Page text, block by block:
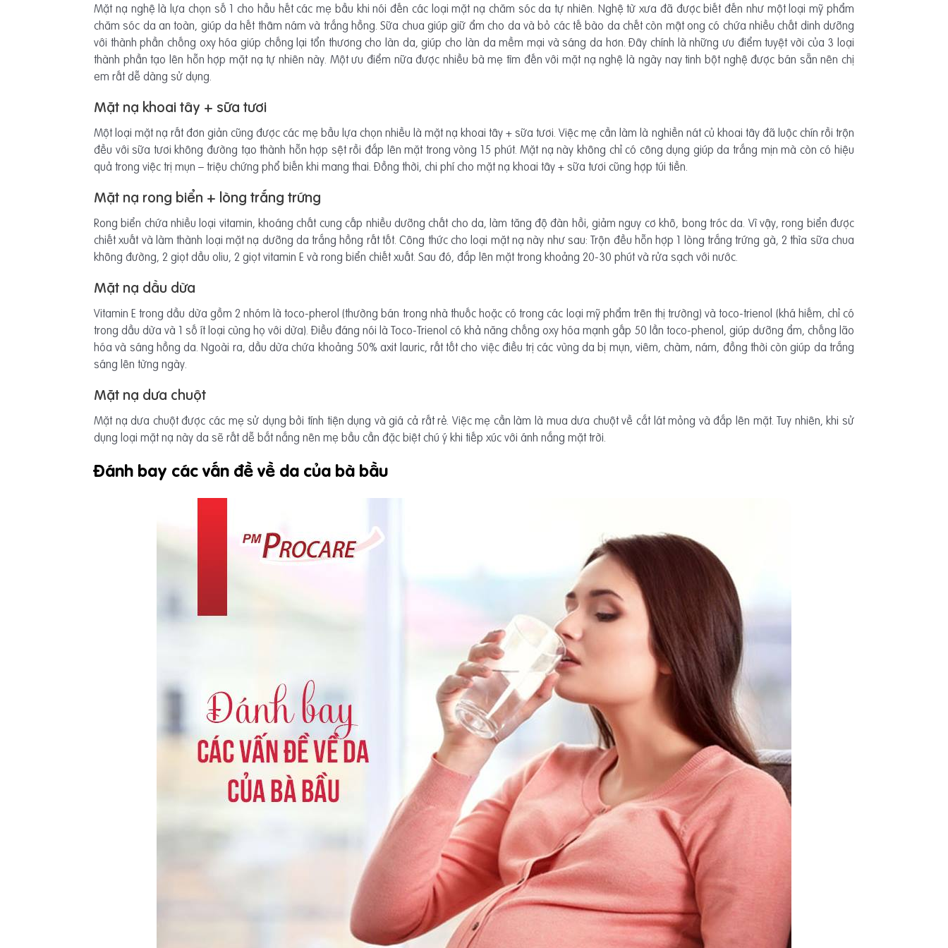
Mặt nạ nghệ là lựa chọn số 1 cho hầu hết các mẹ bầu khi nói đến các loại mặt nạ chăm sóc da tự nhiên. Nghệ từ xưa đã được biết đến như một loại mỹ phẩm
chăm sóc da an toàn, giúp da hết thâm nám và trắng hồng. Sữa chua giúp giữ ẩm cho da và bỏ các tế bào da chết còn mật ong có chứa nhiều chất dinh dưỡng
với thành phần chống oxy hóa giúp chống lại tổn thương cho làn da, giúp cho làn da mềm mại và sáng da hơn. Đây chính là những ưu điểm tuyệt vời của 3 loại
thành phần tạo lên hỗn hợp mặt nạ tự nhiên này. Một ưu điểm nữa được nhiều bà mẹ tìm đến với mặt nạ nghệ là ngày nay tinh bột nghệ được bán sẵn nên chị
em rất dễ dàng sử dụng.
Mặt nạ khoai tây + sữa tươi
Một loại mặt nạ rất đơn giản cũng được các mẹ bầu lựa chọn nhiều là mặt nạ khoai tây + sữa tươi. Việc mẹ cần làm là nghiền nát củ khoai tây đã luộc chín rồi trộn
đều với sữa tươi không đường tạo thành hỗn hợp sệt rồi đắp lên mặt trong vòng 15 phút. Mặt nạ này không chỉ có công dụng giúp da trắng mịn mà còn có hiệu
quả trong việc trị mụn – triệu chứng phổ biến khi mang thai. Đồng thời, chi phí cho mặt nạ khoai tây + sữa tươi cũng hợp túi tiền.
Mặt nạ rong biển + lòng trắng trứng
Rong biển chứa nhiều loại vitamin, khoáng chất cung cấp nhiều dưỡng chất cho da, làm tăng độ đàn hồi, giảm nguy cơ khô, bong tróc da. Vì vậy, rong biển được
chiết xuất và làm thành loại mặt nạ dưỡng da trắng hồng rất tốt. Công thức cho loại mặt nạ này như sau: Trộn đều hỗn hợp 1 lòng trắng trứng gà, 2 thìa sữa chua
không đường, 2 giọt dầu oliu, 2 giọt vitamin E và rong biển chiết xuất. Sau đó, đắp lên mặt trong khoảng 20-30 phút và rửa sạch với nước.
Mặt nạ dầu dừa
Vitamin E trong dầu dừa gồm 2 nhóm là toco-pherol (thường bán trong nhà thuốc hoặc có trong các loại mỹ phẩm trên thị trường) và toco-trienol (khá hiếm, chỉ có
trong dầu dừa và 1 số ít loại cùng họ với dừa). Điều đáng nói là Toco-Trienol có khả năng chống oxy hóa mạnh gấp 50 lần toco-phenol, giúp dưỡng ẩm, chống lão
hóa và sáng hồng da. Ngoài ra, dầu dừa chứa khoảng 50% axit lauric, rất tốt cho việc điều trị các vùng da bị mụn, viêm, chàm, nám, đồng thời còn giúp da trắng
sáng lên từng ngày.
Mặt nạ dưa chuột
Mặt nạ dưa chuột được các mẹ sử dụng bởi tính tiện dụng và giá cả rất rẻ. Việc mẹ cần làm là mua dưa chuột về cắt lát mỏng và đắp lên mặt. Tuy nhiên, khi sử
dụng loại mặt nạ này da sẽ rất dễ bắt nắng nên mẹ bầu cần đặc biệt chú ý khi tiếp xúc với ánh nắng mặt trời.
Đánh bay các vấn đề về da của bà bầu